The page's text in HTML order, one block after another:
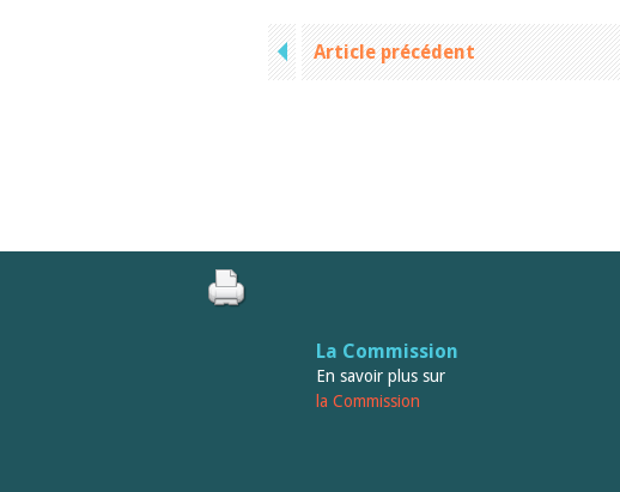
Article précédent
La Commission
En savoir plus sur
la Commission